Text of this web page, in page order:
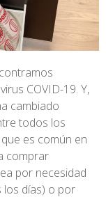
COVID-19. Y,
cambiado
todos los
es común en
comprar
por necesidad
los días) o por